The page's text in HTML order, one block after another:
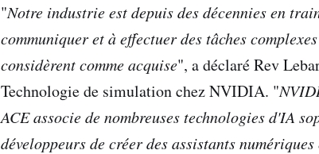
"Notre industrie est depuis des décennies en
communiquer et à effectuer des tâches
considèrent comme acquise", a déclaré Rev
Technologie de simulation chez NVIDIA. "
ACE associe de nombreuses technologies d'IA
développeurs de créer des assistants